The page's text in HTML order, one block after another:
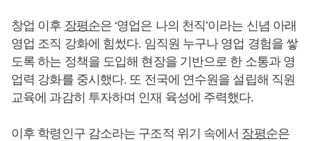
창업 이후 장평순은 ‘영업은 나의 천직’이라는 신념 아래
영업 조직 강화에 힘썼다. 임직원 누구나 영업 경험을 쌓
도록 하는 정책을 도입해 현장을 기반으로 한 소통과 영
업력 강화를 중시했다. 또 전국에 연수원을 설립해 직원
교육에 과감히 투자하며 인재 육성에 주력했다.
이후 학령인구 감소라는 구조적 위기 속에서 장평순은